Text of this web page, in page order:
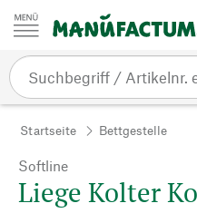
Zum Inhalt springen
Startseite Bettgestelle
Softline
Liege Kolter